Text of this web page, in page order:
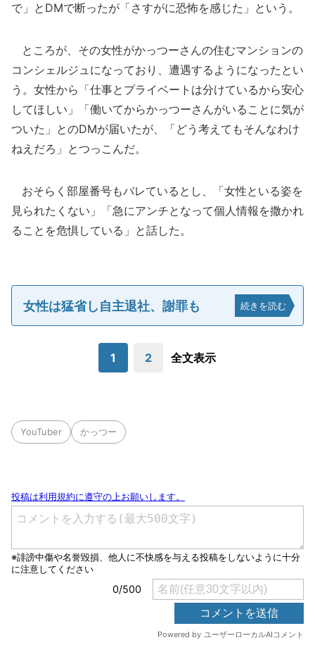
で」とDMで断ったが「さすがに恐怖を感じた」という。
ところが、その女性がかっつーさんの住むマンションの
コンシェルジュになっており、遭遇するようになったとい
う。女性から「仕事とプライベートは分けているから安心
してほしい」「働いてからかっつーさんがいることに気が
ついた」とのDMが届いたが、「どう考えてもそんなわけ
ねえだろ」とつっこんだ。
おそらく部屋番号もバレているとし、「女性といる姿を
見られたくない」「急にアンチとなって個人情報を撒かれ
ることを危惧している」と話した。
女性は猛省し自主退社、謝罪も 続きを読む
1 2 全文表示
YouTuber かっつー